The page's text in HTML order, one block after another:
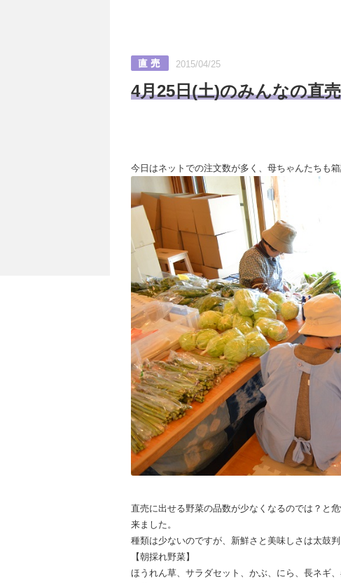
2015/04/25
4月25日(土)のみんなの直
今日はネットでの注文数が多く、母ちゃんたちも
直売に出せる野菜の品数が少なくなるのでは？と
来ました。
種類は少ないのですが、新鮮さと美味しさは太鼓
【朝採れ野菜】
ほうれん草、サラダセット、かぶ、にら、長ネギ